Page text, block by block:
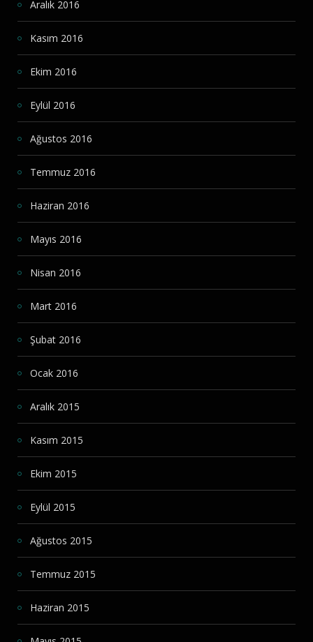
Aralık 2016
Kasım 2016
Ekim 2016
Eylül 2016
Ağustos 2016
Temmuz 2016
Haziran 2016
Mayıs 2016
Nisan 2016
Mart 2016
Şubat 2016
Ocak 2016
Aralık 2015
Kasım 2015
Ekim 2015
Eylül 2015
Ağustos 2015
Temmuz 2015
Haziran 2015